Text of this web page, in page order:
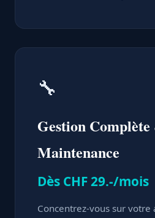
🔧
Gestion
Maintenance
Dès CHF 29.-/mois
Concentrez-vous sur votre